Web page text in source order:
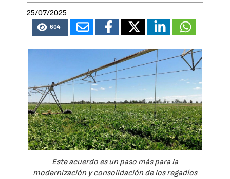
25/07/2025
604
Este acuerdo es un paso más para la
modernización y consolidación de los regadíos